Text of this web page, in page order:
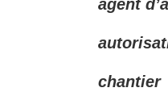
agent
chantier